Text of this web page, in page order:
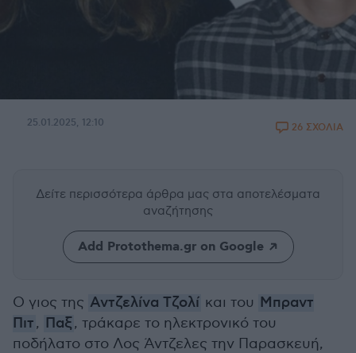
25.01.2025, 12:10 26 ΣΧΟΛΙΑ
Δείτε περισσότερα άρθρα μας στα αποτελέσματα
αναζήτησης
Add Protothema.gr on Google
Ο γιος της Αντζελίνα Τζολί και του Μπραντ
Πιτ, Παξ, τράκαρε το ηλεκτρονικό του
ποδήλατο στο Λος Άντζελες την Παρασκευή,